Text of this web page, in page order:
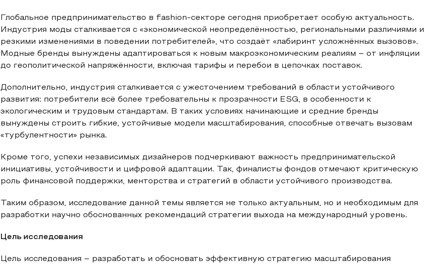
Глобальное предпринимательство в fashion-секторе сегодня приобретает особую актуальность.
Индустрия моды сталкивается с «экономической неопределённостью, региональными различиями и
резкими изменениями в поведении потребителей», что создаёт «лабиринт усложнённых вызовов».
Модные бренды вынуждены адаптироваться к новым макроэкономическим реалиям – от инфляции
до геополитической напряжённости, включая тарифы и перебои в цепочках поставок.
Дополнительно, индустрия сталкивается с ужесточением требований в области устойчивого
развития: потребители всё более требовательны к прозрачности ESG, в особенности к
экологическим и трудовым стандартам. В таких условиях начинающие и средние бренды
вынуждены строить гибкие, устойчивые модели масштабирования, способные отвечать вызовам
«турбулентности» рынка.
Кроме того, успехи независимых дизайнеров подчеркивают важность предпринимательской
инициативы, устойчивости и цифровой адаптации. Так, финалисты фондов отмечают критическую
роль финансовой поддержки, менторства и стратегий в области устойчивого производства.
Таким образом, исследование данной темы является не только актуальным, но и необходимым для
разработки научно обоснованных рекомендаций стратегии выхода на международный уровень.
Цель исследования
Цель исследования – разработать и обосновать эффективную стратегию масштабирования